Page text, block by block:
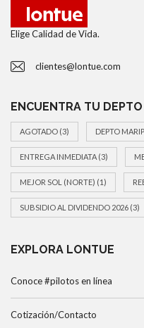
Elige Calidad de Vida.
clientes@lontue.com
ENCUENTRA TU DEPTO
AGOTADO (3) DEPTO
ENTREGA INMEDIATA (3)
MEJOR SOL (NORTE) (1)
SUBSIDIO AL DIVIDENDO 2026 (3)
EXPLORA LONTUE
Conoce #pilotos en línea
Cotización/Contacto